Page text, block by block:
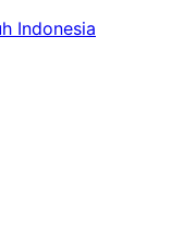
Indonesia